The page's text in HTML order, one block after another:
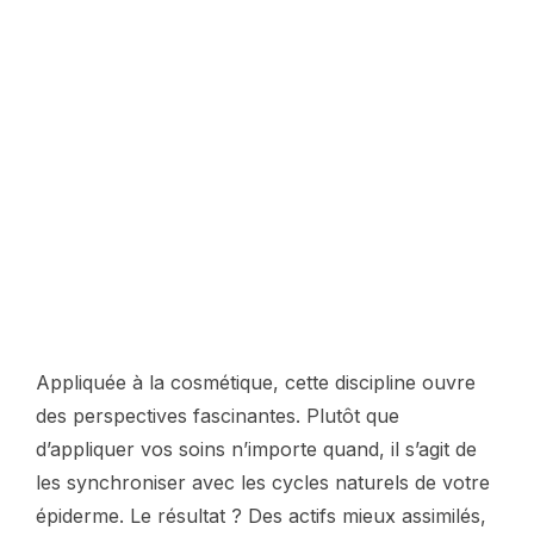
Appliquée à la cosmétique, cette discipline ouvre
des perspectives fascinantes. Plutôt que
d’appliquer vos soins n’importe quand, il s’agit de
les synchroniser avec les cycles naturels de votre
épiderme. Le résultat ? Des actifs mieux assimilés,